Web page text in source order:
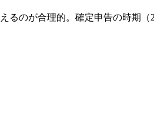
るのが合理的。確定申告の時期（